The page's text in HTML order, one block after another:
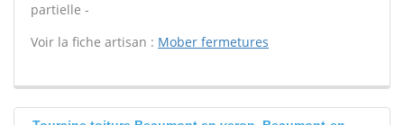
partielle -
Voir la fiche artisan : Mober fermetures